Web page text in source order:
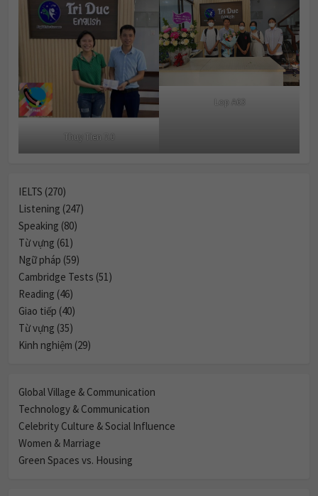
Thuy Tien 7.0
Lop A63
IELTS (270)
Listening (247)
Speaking (80)
Từ vựng (61)
Ngữ pháp (59)
Cambridge Tests (51)
Reading (46)
Giao tiếp (40)
Từ vựng (35)
Kinh nghiệm (29)
Global Village & Communication
Technology & Communication
Celebrity Culture & Social Influence
Women & Marriage
Green Spaces vs. Housing